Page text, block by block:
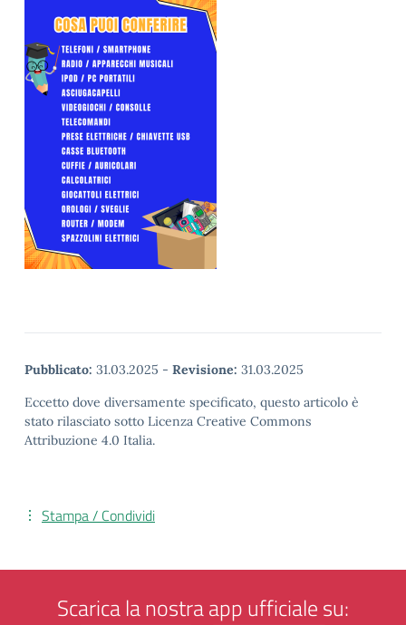
Pubblicato: 31.03.2025 - Revisione: 31.03.2025
Eccetto dove diversamente specificato, questo articolo è
stato rilasciato sotto Licenza Creative Commons
Attribuzione 4.0 Italia.
Stampa / Condividi
Scarica la nostra app ufficiale su: